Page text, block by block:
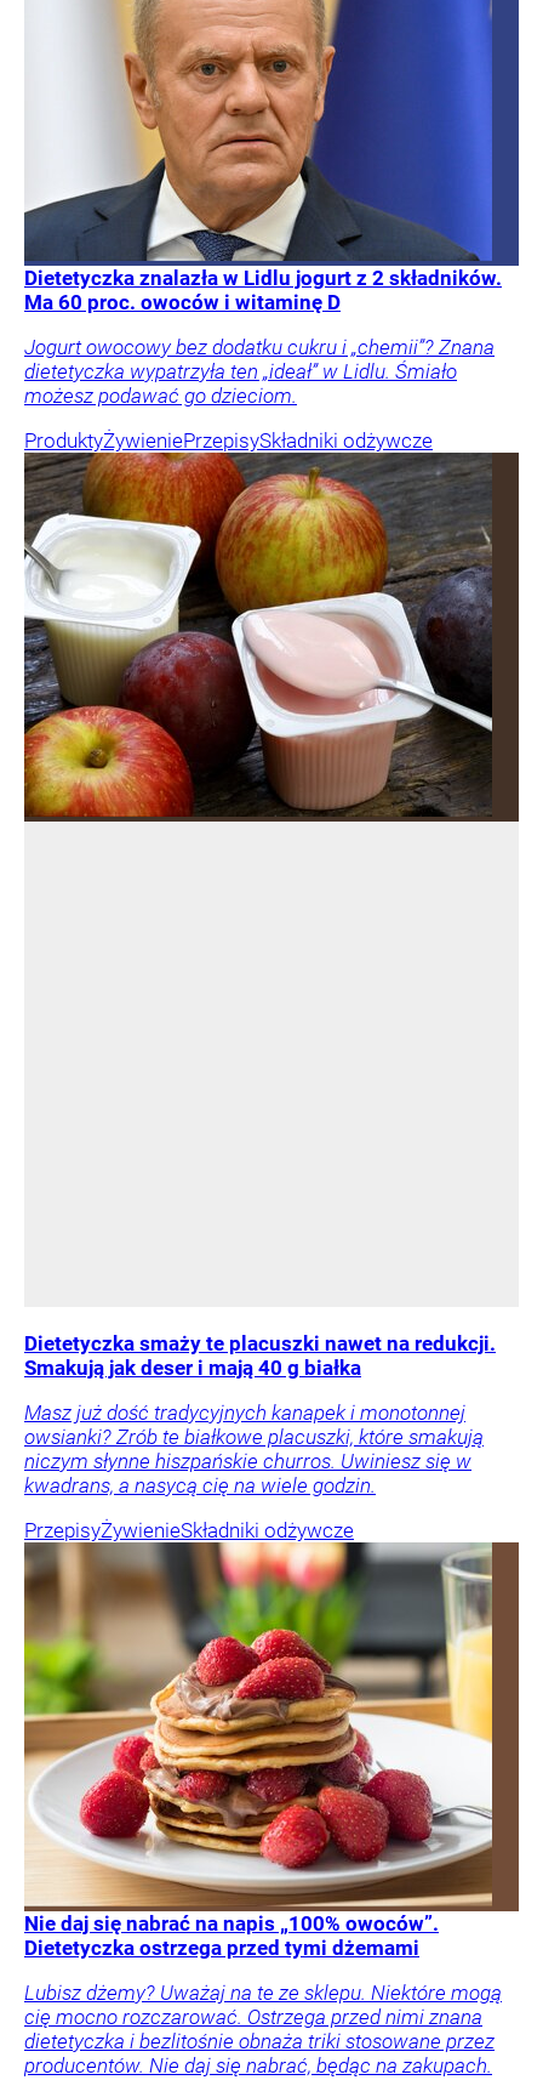
Dietetyczka znalazła w Lidlu jogurt z 2 składników.
Ma 60 proc. owoców i witaminę D
Jogurt owocowy bez dodatku cukru i „chemii”? Znana
dietetyczka wypatrzyła ten „ideał” w Lidlu. Śmiało
możesz podawać go dzieciom.
ProduktyŻywieniePrzepisySkładniki odżywcze
Dietetyczka smaży te placuszki nawet na redukcji.
Smakują jak deser i mają 40 g białka
Masz już dość tradycyjnych kanapek i monotonnej
owsianki? Zrób te białkowe placuszki, które smakują
niczym słynne hiszpańskie churros. Uwiniesz się w
kwadrans, a nasycą cię na wiele godzin.
PrzepisyŻywienieSkładniki odżywcze
Nie daj się nabrać na napis „100% owoców”.
Dietetyczka ostrzega przed tymi dżemami
Lubisz dżemy? Uważaj na te ze sklepu. Niektóre mogą
cię mocno rozczarować. Ostrzega przed nimi znana
dietetyczka i bezlitośnie obnaża triki stosowane przez
producentów. Nie daj się nabrać, będąc na zakupach.